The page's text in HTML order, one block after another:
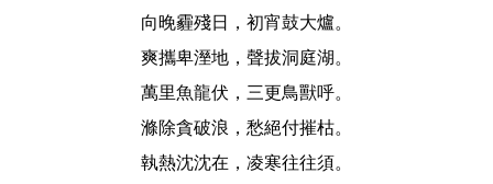
向晚霾殘日，初宵鼓大爐。
爽攜卑溼地，聲拔洞庭湖。
萬里魚龍伏，三更鳥獸呼。
滌除貪破浪，愁絕付摧枯。
執熱沈沈在，凌寒往往須。